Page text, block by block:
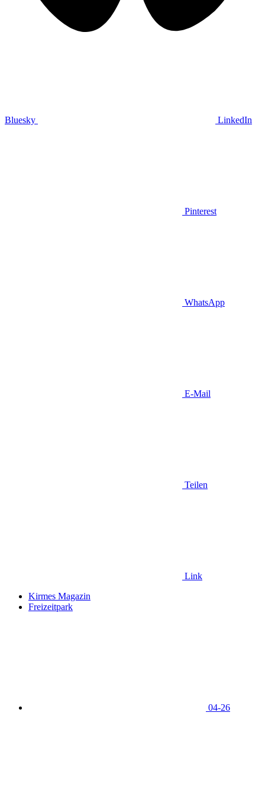
Bluesky LinkedIn
Pinterest
WhatsApp
E-Mail
Teilen
Link
Kirmes Magazin
Freizeitpark
04-26